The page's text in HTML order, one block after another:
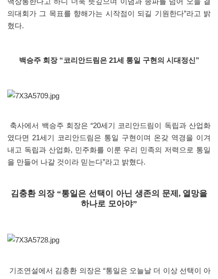
의대회가 그 목표를 향해가는 시작점이 되길 기원한다”라고 밝
혔다.
백승주 회장 “코리안드림은 21세 통일 구현의 시대정신”
축사에서 백승주 회장은“20세기 코리안드림이 독립과 산업화
였다면 21세기 코리안드림은 통일 구현이며 온갖 역경을 이겨
내고 독립과 산업화, 민주화를 이룬 우리 민족의 저력으로 통일
을 만들어 나갈 것이라 믿는다”라고 밝혔다.
김충환 의장 “통일은 선택이 아닌 생존의 문제, 열망을
하나로 모아야”
기조연설에서 김충환 의장은 “통일은 오늘날 더 이상 선택이 아